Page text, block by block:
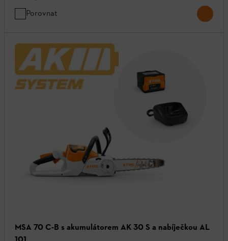
Porovnat
MSA 70 C-B s akumulátorem AK 30 S a nabíječkou AL